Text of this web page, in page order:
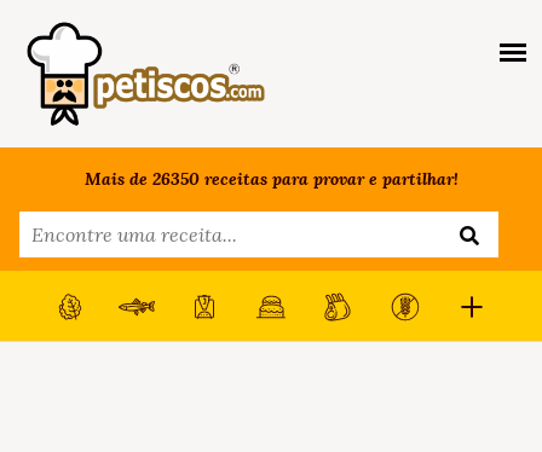
Mais de 26350 receitas para provar e partilhar!